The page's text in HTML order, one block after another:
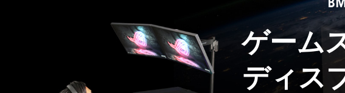
ゲーム
ディス